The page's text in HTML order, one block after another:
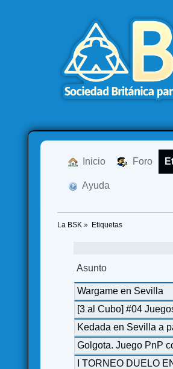
Inicio Foro
Ayuda
La BSK » Etiquetas
Asunto
Wargame en Sevilla
[3 al Cubo] #04
Kedada en Sevilla a
Golgota. Juego PnP
I TORNEO DUELO